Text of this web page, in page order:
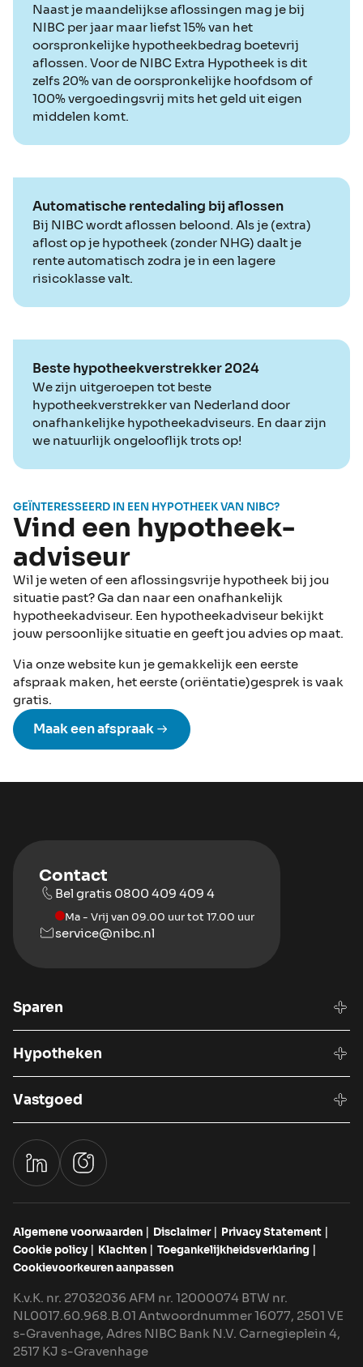
Naast je maandelijkse aflossingen mag je bij
NIBC per jaar maar liefst 15% van het
oorspronkelijke hypotheekbedrag boetevrij
aflossen. Voor de NIBC Extra Hypotheek is dit
zelfs 20% van de oorspronkelijke hoofdsom of
100% vergoedingsvrij mits het geld uit eigen
middelen komt.
Automatische rentedaling bij aflossen
Bij NIBC wordt aflossen beloond. Als je (extra)
aflost op je hypotheek (zonder NHG) daalt je
rente automatisch zodra je in een lagere
risicoklasse valt.
Beste hypotheekverstrekker 2024
We zijn uitgeroepen tot beste
hypotheekverstrekker van Nederland door
onafhankelijke hypotheekadviseurs. En daar zijn
we natuurlijk ongelooflijk trots op!
GEÏNTERESSEERD IN EEN HYPOTHEEK VAN NIBC?
Vind een hypotheek­
adviseur
Wil je weten of een aflossingsvrije hypotheek bij jou
situatie past? Ga dan naar een onafhankelijk
hypotheekadviseur. Een hypotheekadviseur bekijkt
jouw persoonlijke situatie en geeft jou advies op maat.
Via onze website kun je gemakkelijk een eerste
afspraak maken, het eerste (oriëntatie)gesprek is vaak
gratis.
Maak een afspraak
Contact
Bel gratis 0800 409 409 4
Ma - Vrij van 09.00 uur tot 17.00 uur
service@nibc.nl
Sparen
Hypotheken
Vastgoed
Algemene voorwaarden Disclaimer
Privacy Statement
Cookie policy
Klachten
Toegankelijkheidsverklaring
Cookievoorkeuren aanpassen
K.v.K. nr. 27032036 AFM nr. 12000074 BTW nr.
NL0017.60.968.B.01 Antwoordnummer 16077, 2501 VE
s-Gravenhage, Adres NIBC Bank N.V. Carnegieplein 4,
2517 KJ s-Gravenhage